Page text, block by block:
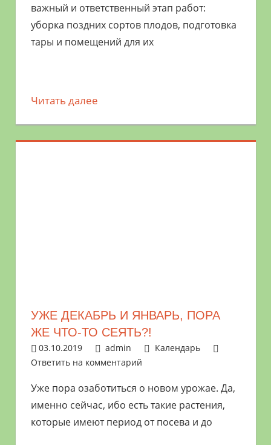
важный и ответственный этап работ:
уборка поздних сортов плодов, подготовка
тары и помещений для их
Читать далее
УЖЕ ДЕКАБРЬ И ЯНВАРЬ, ПОРА
ЖЕ ЧТО-ТО СЕЯТЬ?!
03.10.2019 admin
Календарь
Ответить на комментарий
Уже пора озаботиться о новом урожае. Да,
именно сейчас, ибо есть такие растения,
которые имеют период от посева и до